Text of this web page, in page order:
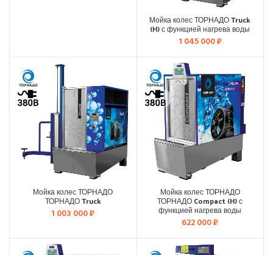
Мойка колес ТОРНАДО Truck
(H) с функцией нагрева воды
1 045 000₽
Мойка колес ТОРНАДО
ТОРНАДО Truck
1 003 000₽
Мойка колес ТОРНАДО
ТОРНАДО Compact (H) с
функцией нагрева воды
622 000₽